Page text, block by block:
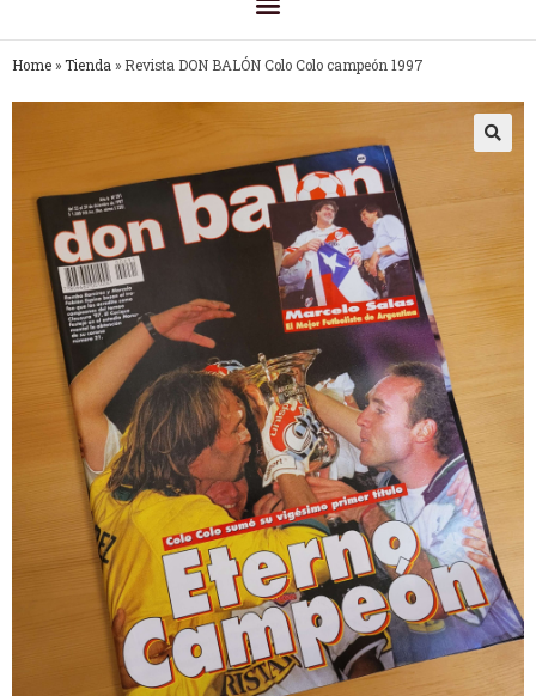
Home » Tienda » Revista DON BALÓN Colo Colo campeón 1997